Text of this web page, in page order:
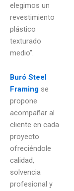
elegimos un
revestimiento
plástico
texturado
medio”.
Buró Steel
Framing se
propone
acompañar al
cliente en cada
proyecto
ofreciéndole
calidad,
solvencia
profesional y